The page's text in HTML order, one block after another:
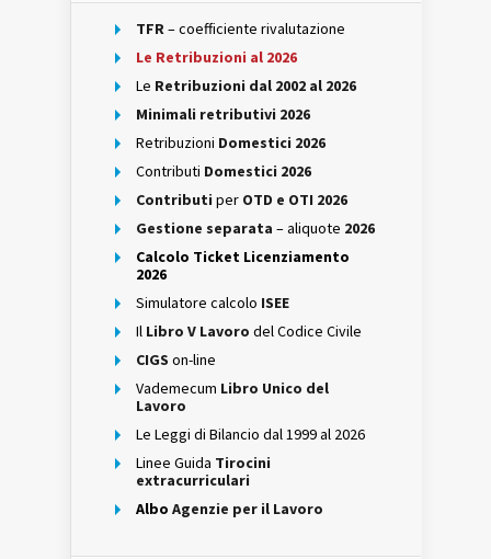
TFR– coefficiente rivalutazione
Le Retribuzioni al 2026
Le Retribuzioni dal 2002 al 2026
Minimali retributivi 2026
Retribuzioni Domestici 2026
Contributi Domestici 2026
Contributi per OTD e OTI 2026
Gestione separata – aliquote 2026
Calcolo Ticket Licenziamento
2026
Simulatore calcolo ISEE
Il Libro V Lavoro del Codice Civile
CIGS on-line
Vademecum Libro Unico del
Lavoro
Le Leggi di Bilancio dal 1999 al 2026
Linee Guida Tirocini
extracurriculari
Albo Agenzie per il Lavoro